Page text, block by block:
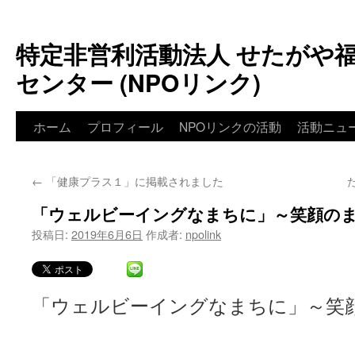
特定非営利活動法人 せたがや
センター (NPOリンク)
ホーム プロフィール NPOリンクの活動 活動ニュ
← 「健康プラス１」に掲載されました
「ウェルビーイングなまちに」～笑顔の
投稿日: 2019年6月6日 作成者: npolink
「ウェルビーイングなまちに」～笑